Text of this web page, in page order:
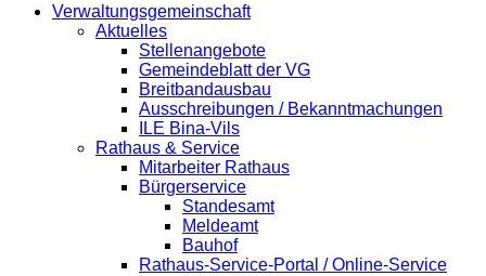
Verwaltungsgemeinschaft
Aktuelles
Stellenangebote
Gemeindeblatt der VG
Breitbandausbau
Ausschreibungen / Bekanntmachungen
ILE Bina-Vils
Rathaus & Service
Mitarbeiter Rathaus
Bürgerservice
Standesamt
Meldeamt
Bauhof
Rathaus-Service-Portal / Online-Service